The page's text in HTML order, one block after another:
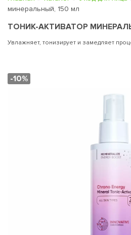
минеральный, 150 мл
ТОНИК-АКТИВАТОР
Увлажняет, тонизирует и замедляет
-10%